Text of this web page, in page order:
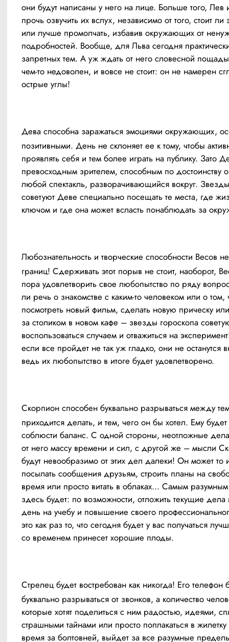
они будут написаны у него на лице. Больше того, Лев
прочь озвучить их вслух, независимо от того, стоит ли
или лучше промолчать, избавив окружающих от
подробностей. Вообще, для Льва сегодня
запретных тем. А уж ждать от него словесной
чем-то недоволен, и вовсе не стоит: он не намерен
острые углы!
Дева способна заражаться эмоциями окружающих,
позитивными. День не склоняет ее к тому, чтобы
проявлять себя и тем более играть на публику. Зато
превосходным зрителем, способным по достоинству
любой спектакль, разворачивающийся вокруг.
советуют Деве специально посещать те места, где
ключом и где она может всласть понаблюдать за
Любознательность и творческие способности Весов
границ! Сдерживать этот порыв не стоит, наоборот,
пора удовлетворить свое любопытство по ряду
ли речь о знакомстве с каким-то человеком или о том,
посмотреть новый фильм, сделать новую прическу
за столиком в новом кафе – звезды гороскопа
воспользоваться случаем и отважиться на
если все пройдет не так уж гладко, они не останутся
ведь их любопытство в итоге будет удовлетворено.
Скорпион способен буквально разрываться между
приходится делать, и тем, чего он бы хотел. Ему
соблюсти баланс. С одной стороны, неотложные
от него массу времени и сил, с другой же – мысли
будут невообразимо от этих дел далеки! Он может то
посылать сообщения друзьям, строить планы на
время или просто витать в облаках… Самым
здесь будет: по возможности, отложить текущие дела
день на учебу и повышение своего
это как раз то, что сегодня будет у вас получаться
со временем принесет хорошие плоды.
Стрелец будет востребован как никогда! Его телефон
буквально разрываться от звонков, а количество
которые хотят поделиться с ним радостью, идеями,
страшными тайнами или просто поплакаться в жилетку
время за болтовней, выйдет за все разумные